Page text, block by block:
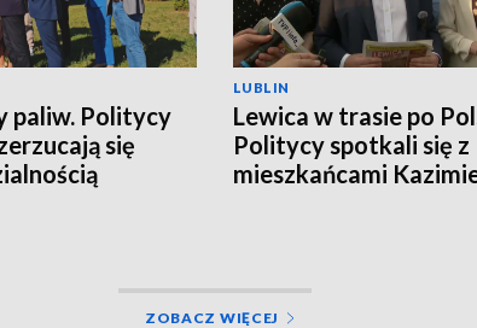
paliw. Politycy
się
LUBLIN
Lewica w trasie po
Politycy spotkali się z
mieszkańcami
ZOBACZ WIĘCEJ